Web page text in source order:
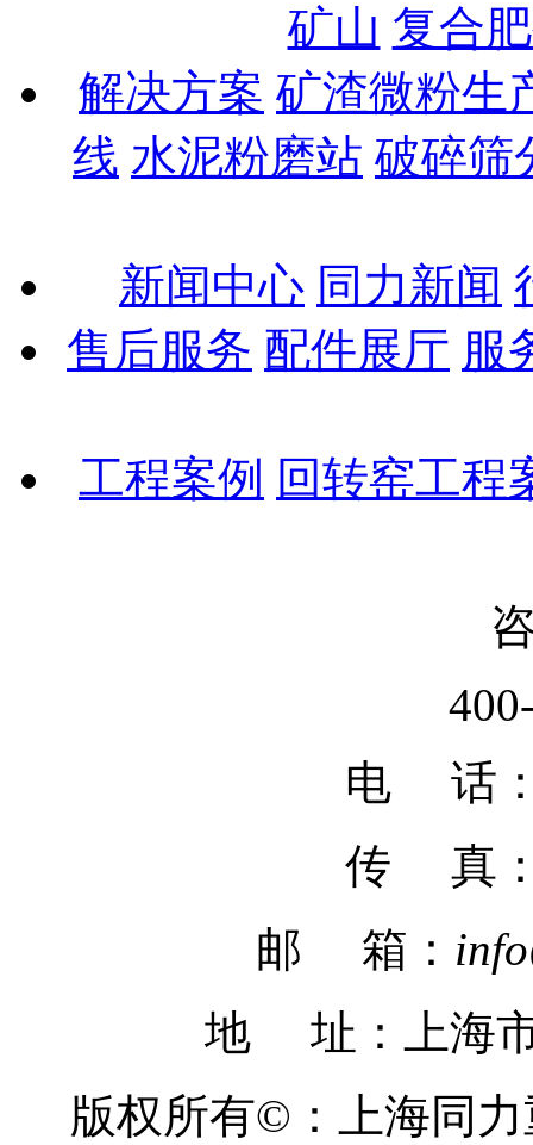
矿山 复合
解决方案 矿渣微粉生
线 水泥粉磨站 破碎筛
新闻中心 同力新闻
售后服务 配件展厅 服
工程案例 回转窑工程
电 话：
传 真
邮 箱：
地 址：上海市
版权所有©：上海同